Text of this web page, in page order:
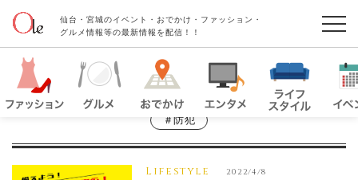
仙台・宮城のイベント・おでかけ・ファッション・
グルメ情報等の最新情報を配信！！
＃防犯
Lifestyle 2022/4/8